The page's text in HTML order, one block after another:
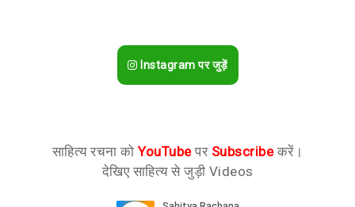
Instagram पर जुड़ें
साहित्य रचना कोYouTubeपर Subscribeकरें।
देखिए साहित्य से जुड़ी Videos